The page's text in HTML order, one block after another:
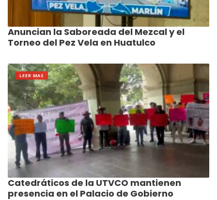
Anuncian la Saboreada del Mezcal y el
Torneo del Pez Vela en Huatulco
LEER MAS
Catedráticos de la UTVCO mantienen
presencia en el Palacio de Gobierno